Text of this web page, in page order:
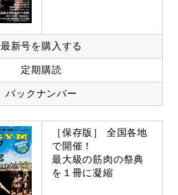
最新号を購入する
定期購読
バックナンバー
［保存版］ 全国各地
で開催！
最大級の筋肉の祭典
を１冊に凝縮